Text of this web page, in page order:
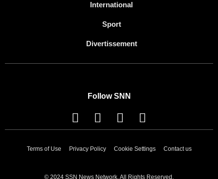
International
Sport
Divertissement
Follow SNN
Terms of Use Privacy Policy Cookie Settings Contact us
© 2024 SSN News Network. All Rights Reserved.